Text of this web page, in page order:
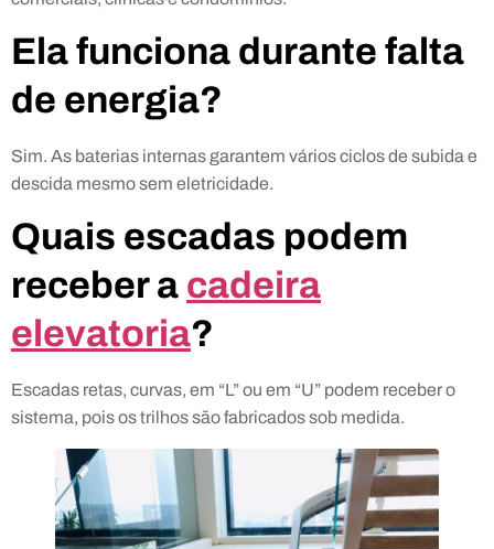
Ela funciona durante falta
de energia?
Sim. As baterias internas garantem vários ciclos de subida e
descida mesmo sem eletricidade.
Quais escadas podem
receber a cadeira
elevatoria?
Escadas retas, curvas, em “L” ou em “U” podem receber o
sistema, pois os trilhos são fabricados sob medida.